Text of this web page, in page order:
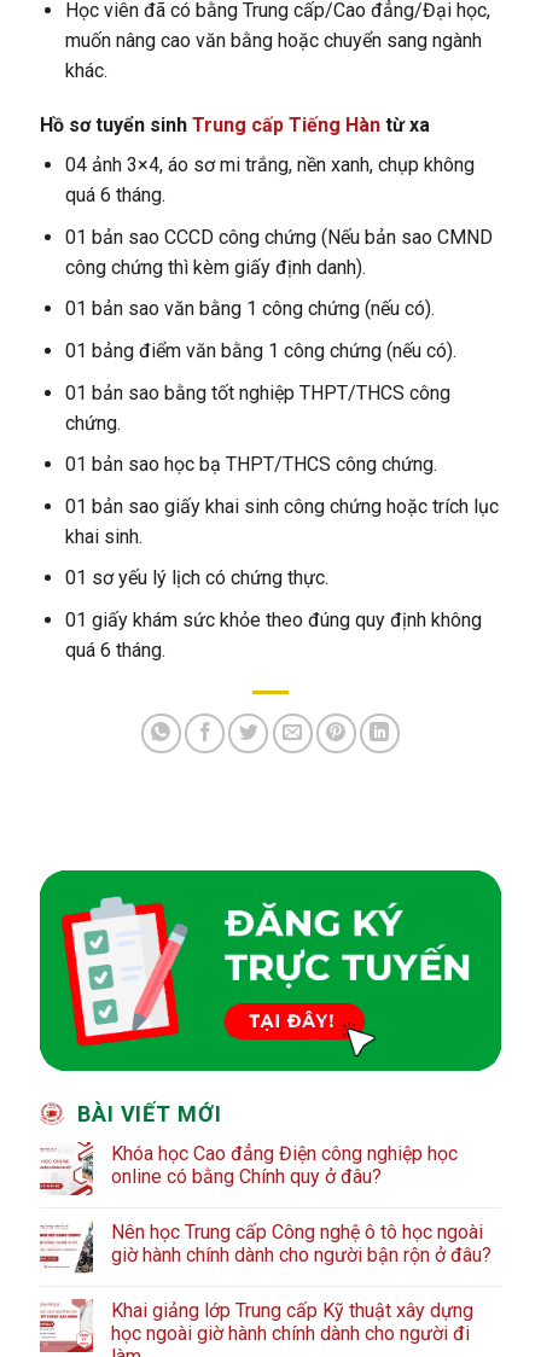
Học viên đã có bằng Trung cấp/Cao đẳng/Đại học,
muốn nâng cao văn bằng hoặc chuyển sang ngành
khác.
Hồ sơ tuyển sinh Trung cấp Tiếng Hàntừ xa
04 ảnh 3×4, áo sơ mi trắng, nền xanh, chụp không
quá 6 tháng.
01 bản sao CCCD công chứng (Nếu bản sao CMND
công chứng thì kèm giấy định danh).
01 bản sao văn bằng 1 công chứng (nếu có).
01 bảng điểm văn bằng 1 công chứng (nếu có).
01 bản sao bằng tốt nghiệp THPT/THCS công
chứng.
01 bản sao học bạ THPT/THCS công chứng.
01 bản sao giấy khai sinh công chứng hoặc trích lục
khai sinh.
01 sơ yếu lý lịch có chứng thực.
01 giấy khám sức khỏe theo đúng quy định không
quá 6 tháng.
BÀI VIẾT MỚI
Khóa học Cao đẳng Điện công nghiệp học
online có bằng Chính quy ở đâu?
Nên học Trung cấp Công nghệ ô tô học ngoài
giờ hành chính dành cho người bận rộn ở đâu?
Khai giảng lớp Trung cấp Kỹ thuật xây dựng
học ngoài giờ hành chính dành cho người đi